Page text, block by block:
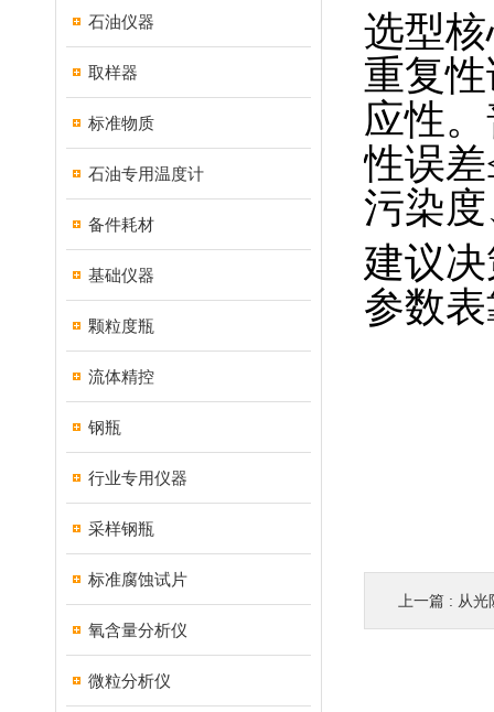
石油仪器
取样器
标准物质
石油专用温度计
备件耗材
基础仪器
颗粒度瓶
流体精控
钢瓶
行业专用仪器
采样钢瓶
标准腐蚀试片
氧含量分析仪
微粒分析仪
选型
重复
应性
性误
污染
建议
参数
上一篇 : 从光阻